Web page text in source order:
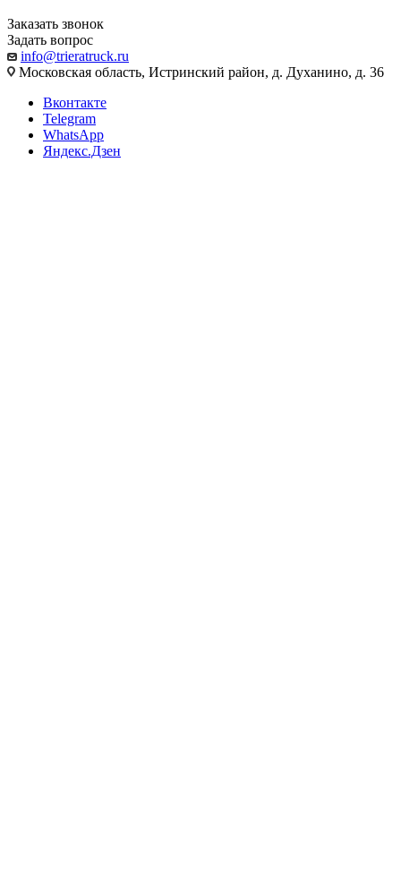
Заказать звонок
Задать вопрос
info@trieratruck.ru
Московская область, Истринский район, д. Духанино, д. 36
Вконтакте
Telegram
WhatsApp
Яндекс.Дзен